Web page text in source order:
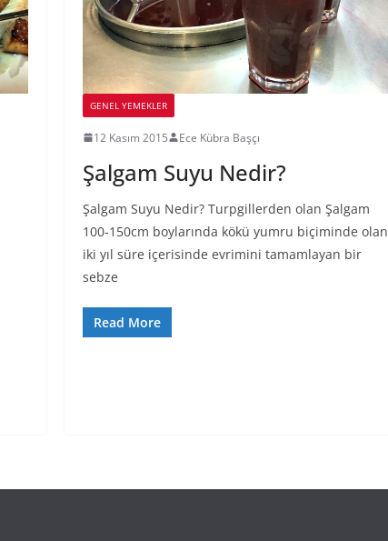
GENEL YEMEKLER
12 Kasım 2015 Ece Kübra Başçı
Şalgam Suyu Nedir?
Şalgam Suyu Nedir? Turpgillerden olan Şalgam
100-150cm boylarında kökü yumru biçiminde olan
iki yıl süre içerisinde evrimini tamamlayan bir
sebze
Read More